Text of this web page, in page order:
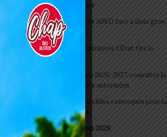
une habitude à banaliser
Interclubs CAF: ASCK et ASKO face à deux gros
morceaux
Togo/ Boissons énergisantes: l’État tire la
sonnette d’alarme
Togo/ Rentrée scolaire 2026-2027: consultez la
liste officielle des écoles autorisées
ESSAL 2026 : les admissibles convoqués pour la
visite médicale à Lomé
août 2026